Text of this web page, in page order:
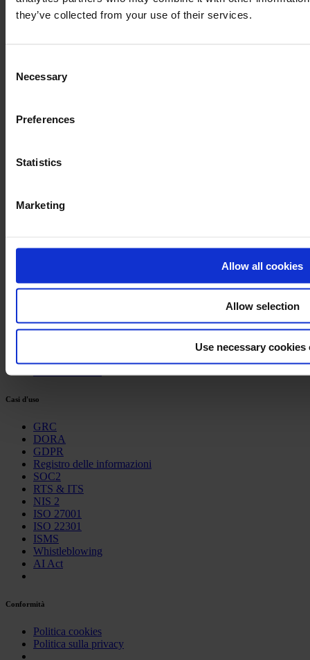
they’ve collected from your use of their services.
Selection
Necessary
Preferences
Statistics
Marketing
Allow all cookies
Allow selection
Use necessary cookies
Prenota una demo
Formalize
Prezzi
Programma partner
Casi d'uso
GRC
DORA
GDPR
Registro delle informazioni
SOC2
RTS & ITS
NIS 2
ISO 27001
ISO 22301
ISMS
Whistleblowing
AI Act
Conformità
Politica cookies
Politica sulla privacy